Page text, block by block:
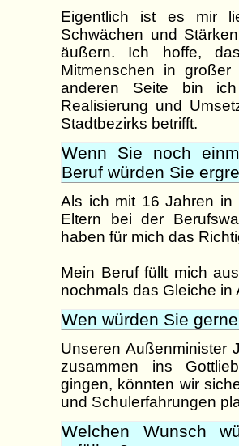
Eigentlich ist es mir
Schwächen und
äußern. Ich hoffe,
Mitmenschen in
anderen Seite bin
Realisierung und
Stadtbezirks betrifft.
Wenn Sie noch
Beruf würden Sie
Als ich mit 16 Jahren in
Eltern bei der
haben für mich das
Mein Beruf füllt mich
nochmals das Gleiche in
Wen würden Sie
Unseren Außenminister
zusammen ins
gingen, könnten wir
und Schulerfahrungen
Welchen Wunsch